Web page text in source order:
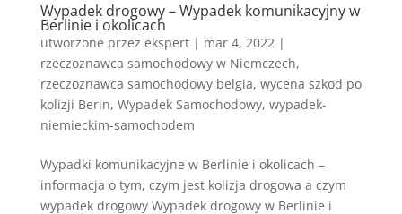
Wypadek drogowy – Wypadek komunikacyjny w
Berlinie i okolicach
utworzone przez ekspert| mar 4, 2022|
rzeczoznawca samochodowy w Niemczech,
rzeczoznawca samochodowy belgia, wycena szkod po
kolizji Berin, Wypadek Samochodowy, wypadek-
niemieckim-samochodem
Wypadki komunikacyjne w Berlinie i okolicach –
informacja o tym, czym jest kolizja drogowa a czym
wypadek drogowy Wypadek drogowy w Berlinie i